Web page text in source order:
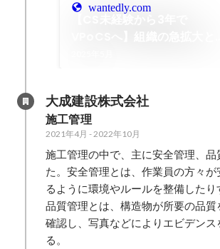
wantedly.com
大成建設株式会社
施工管理
2021年4月 - 2022年10月
施工管理の中で、主に安全管理、品
た。安全管理とは、作業員の方々が
るように環境やルールを整備したり
品質管理とは、構造物が所要の品
確認し、写真などによりエビデンス
る。